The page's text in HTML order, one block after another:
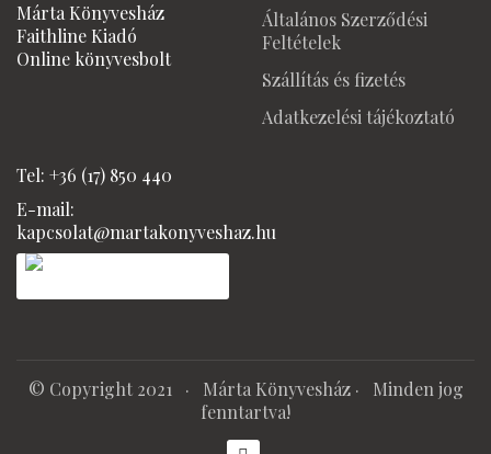
Márta Könyvesház
Faithline Kiadó
Online könyvesbolt
Általános Szerződési
Feltételek
Szállítás és fizetés
Adatkezelési tájékoztató
Tel: +36 (17) 850 440
E-mail:
kapcsolat@martakonyveshaz.hu
© Copyright 2021 · Márta Könyvesház· Minden jog
fenntartva!